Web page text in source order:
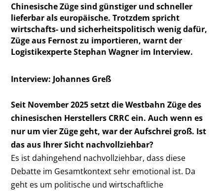
Chinesische Züge sind günstiger und schneller
lieferbar als europäische. Trotzdem spricht
wirtschafts- und sicherheitspolitisch wenig dafür,
Züge aus Fernost zu importieren, warnt der
Logistikexperte Stephan Wagner im Interview.
Interview: Johannes Greß
Seit November 2025 setzt die Westbahn Züge des
chinesischen Herstellers CRRC ein. Auch wenn es
nur um vier Züge geht, war der Aufschrei groß. Ist
das aus Ihrer Sicht nachvollziehbar?
Es ist dahingehend nachvollziehbar, dass diese
Debatte im Gesamtkontext sehr emotional ist. Da
geht es um politische und wirtschaftliche